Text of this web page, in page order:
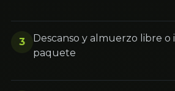
3
Descanso y almuerzo libre
paquete